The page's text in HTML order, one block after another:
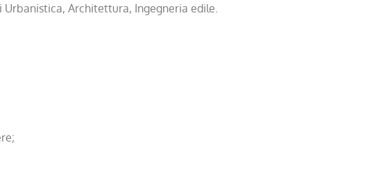
Architettura, Ingegneria edile.